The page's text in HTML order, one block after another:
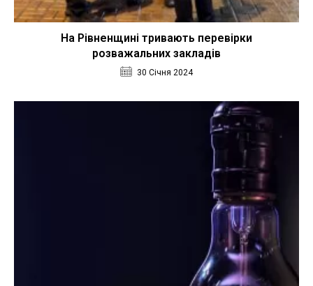
На Рівненщині тривають перевірки
розважальних закладів
30 Січня 2024